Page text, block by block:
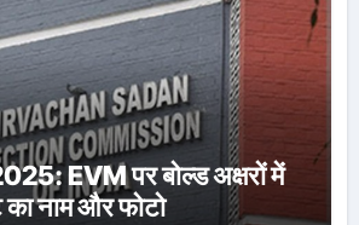
EVM पर बोल्ड अक्षरों में
नाम और फोटो